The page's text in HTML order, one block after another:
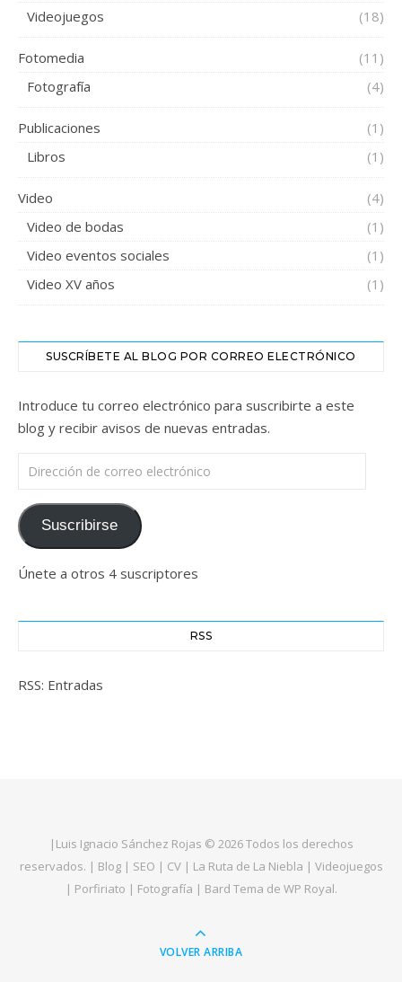
Videojuegos
(18)
Fotomedia
(11)
Fotografía
(4)
Publicaciones
(1)
Libros
(1)
Video
(4)
Video de bodas
(1)
Video eventos sociales
(1)
Video XV años
(1)
SUSCRÍBETE AL BLOG POR CORREO ELECTRÓNICO
Introduce tu correo electrónico para suscribirte a este
blog y recibir avisos de nuevas entradas.
Dirección de correo electrónico
Suscribirse
Únete a otros 4 suscriptores
RSS
RSS: Entradas
| Luis Ignacio Sánchez Rojas © 2026 Todos los derechos
reservados. | Blog| SEO | CV| La Ruta de La Niebla | Videojuegos
| Porfiriato | Fotografía | Bard Tema de WP Royal.
VOLVER ARRIBA